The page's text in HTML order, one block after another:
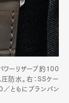
ワーリザーブ約100
圧防水。右：SSケー
ともにブランパン